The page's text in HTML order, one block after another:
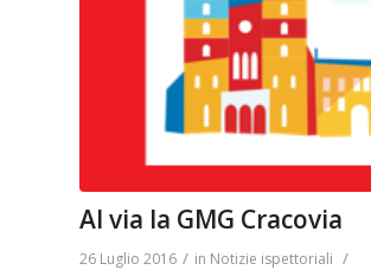
Al via la GMG Cracovia
26 Luglio 2016 / in Notizie ispettoriali /